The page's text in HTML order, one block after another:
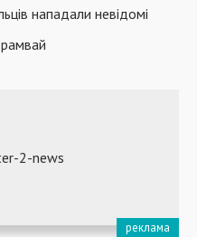
нападали невідомі